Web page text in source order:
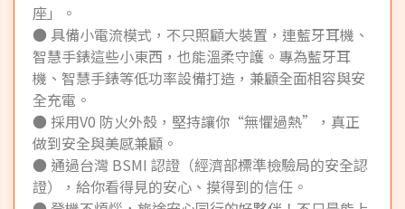
座」。
● 具備小電流模式，不只照顧大裝置，連藍牙耳機、
智慧手錶這些小東西，也能溫柔守護。專為藍牙耳
機、智慧手錶等低功率設備打造，兼顧全面相容與安
全充電。
● 採用V0 防火外殼，堅持讓你“無懼過熱”，真正
做到安全與美感兼顧。
● 通過台灣 BSMI 認證（經濟部標準檢驗局的安全認
證），給你看得見的安心、摸得到的信任。